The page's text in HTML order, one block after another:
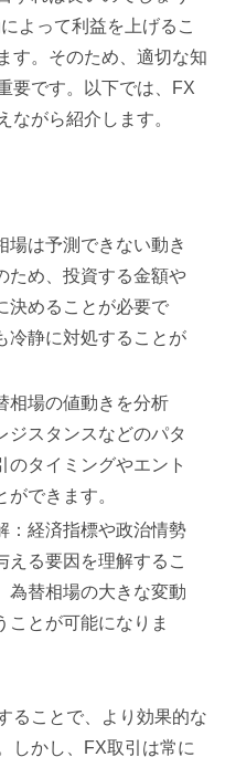
よって利益を上げるこ
す。そのため、適切な知
要です。以下では、FX
ながら紹介します。
場は予測できない動き
ため、投資する金額や
決めることが必要で
冷静に対処することが
相場の値動きを分析
ジスタンスなどのパタ
のタイミングやエント
できます。
：経済指標や政治情勢
える要因を理解するこ
為替相場の大きな変動
ことが可能になりま
ることで、より効果的な
しかし、FX取引は常に